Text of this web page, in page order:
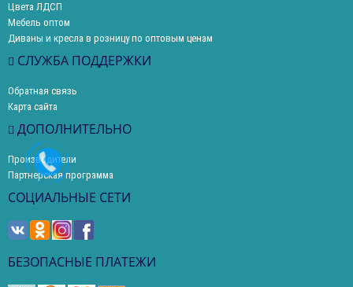
Цвета ЛДСП
Мебель оптом
Диваны и кресла в розницу по оптовым ценам
СЛУЖБА ПОДДЕРЖКИ
Обратная связь
Карта сайта
ДОПОЛНИТЕЛЬНО
Производители
Партнерская программа
СОЦИАЛЬНЫЕ СЕТИ
БЕЗОПАСНЫЕ ПЛАТЕЖИ